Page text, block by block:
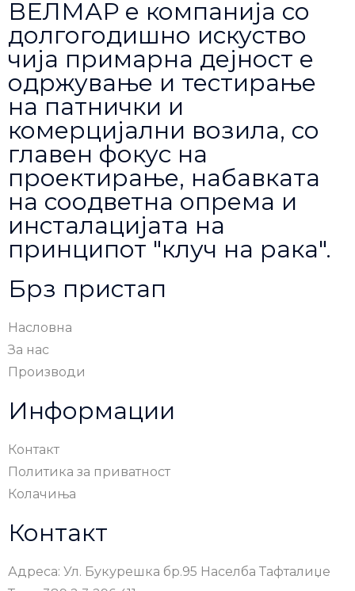
ВЕЛМАР е компанија со
долгогодишно искуство
чија примарна дејност е
одржување и тестирање
на патнички и
комерцијални возила, со
главен фокус на
проектирање, набавката
на соодветна опрема и
инсталацијата на
принципот "клуч на рака".
Брз пристап
Насловна
За нас
Производи
Информации
Контакт
Политика за приватност
Колачиња
Контакт
Адреса: Ул. Букурешка бр.95 Населба Тафталиџе